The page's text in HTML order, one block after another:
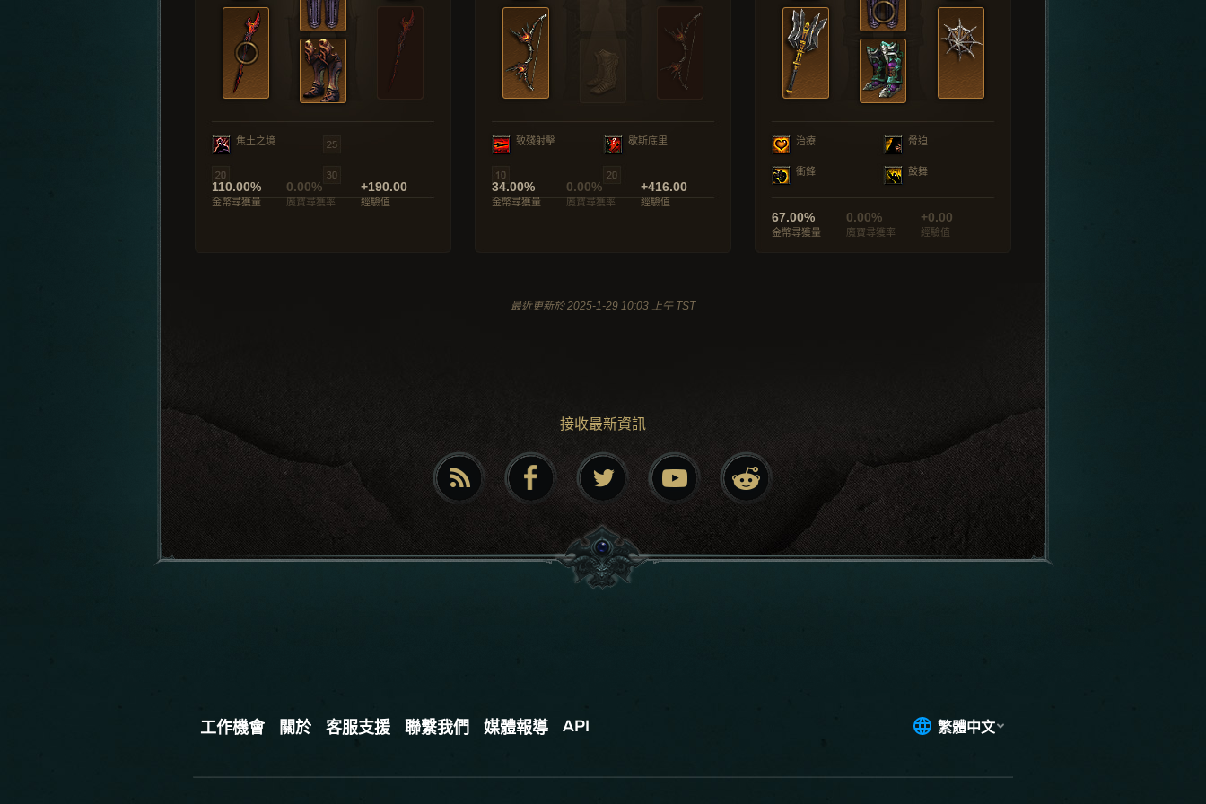
焦土之境
110.00%
金幣尋獲量
0.00%
魔寶尋獲率
+190.00
經驗值
致殘射擊 歇斯底里
34.00%
金幣尋獲量
0.00%
魔寶尋獲率
+416.00
經驗值
治療 脅迫
衝鋒 鼓舞
67.00%
金幣尋獲量
0.00%
魔寶尋獲率
+0.00
經驗值
最近更新於 2025-1-29 10:03 上午 TST
接收最新資訊